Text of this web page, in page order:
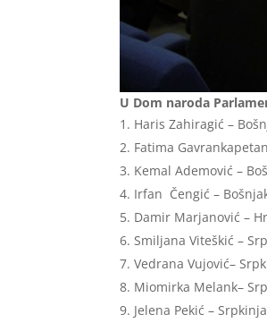
U Dom naroda
Haris Zahiragić –
Fatima
Kemal Ademović –
Irfan Čengić –
Damir Marjanović –
Smiljana Viteškić –
Vedrana Vujović–
Miomirka Melank–
Jelena Pekić – Srpkinja